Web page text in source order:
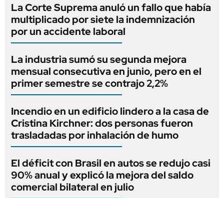
La Corte Suprema anuló un fallo que había
multiplicado por siete la indemnización
por un accidente laboral
La industria sumó su segunda mejora
mensual consecutiva en junio, pero en el
primer semestre se contrajo 2,2%
Incendio en un edificio lindero a la casa de
Cristina Kirchner: dos personas fueron
trasladadas por inhalación de humo
El déficit con Brasil en autos se redujo casi
90% anual y explicó la mejora del saldo
comercial bilateral en julio